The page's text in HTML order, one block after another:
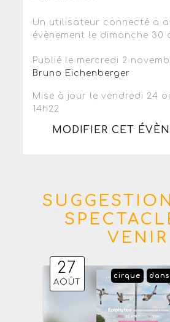
Un utilisateur connecté a
évènement le dimanche 30
Publié le mercredi 2
Bruno Eichenberger
Mise à jour le vendredi 24
14h22
MODIFIER CET
VENIR
27
AOÛT
cirque